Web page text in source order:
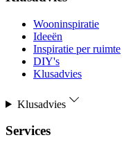
Wooninspiratie
Ideeën
Inspiratie per ruimte
DIY's
Klusadvies
Klusadvies
Services